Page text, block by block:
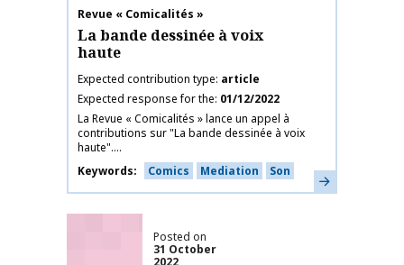
Publication name
Revue « Comicalités »
La bande dessinée à voix
haute
Expected contribution type article
Expected response for the 01/12/2022
La Revue « Comicalités » lance un appel à
contributions sur "La bande dessinée à voix
haute"....
Keywords
Comics Mediation Son Learn more
Posted on
31 October